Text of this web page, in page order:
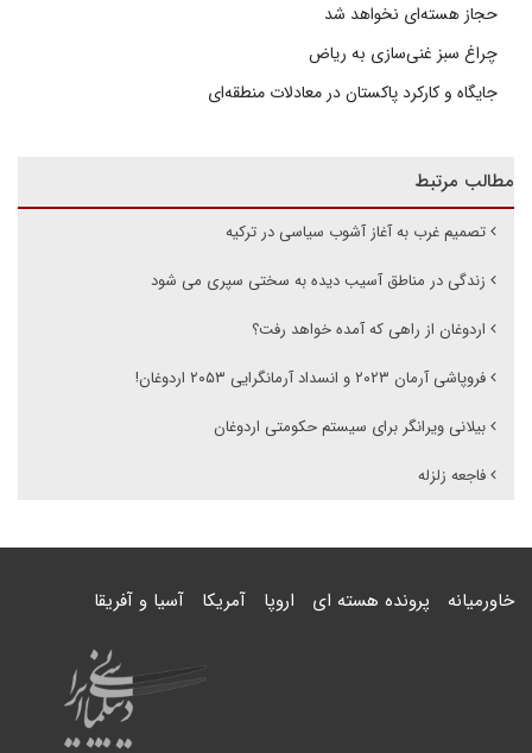
حجاز هسته‌ای نخواهد شد
چراغ سبز غنی‌سازی به ریاض
جایگاه و کارکرد پاکستان در معادلات منطقه‌ای
مطالب مرتبط
تصمیم غرب به آغاز آشوب سیاسی در ترکیه
زندگی در مناطق آسیب دیده به سختی سپری می شود
اردوغان از راهی که آمده خواهد رفت؟
فروپاشی آرمان ۲۰۲۳ و انسداد آرمانگرایی ۲۰۵۳ اردوغان!
بیلانی ویرانگر برای سیستم حکومتی اردوغان
فاجعه زلزله
خاورمیانه پرونده هسته ای اروپا آمریکا آسیا و آفریقا